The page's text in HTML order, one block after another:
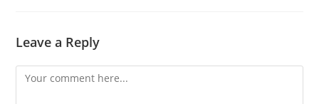
Leave a Reply
Comment